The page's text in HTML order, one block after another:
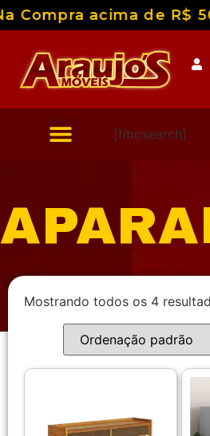
acima de R$
[fibosearch]
Mostrando todos os 4